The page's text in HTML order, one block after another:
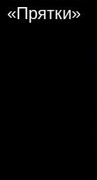
«Прятки»